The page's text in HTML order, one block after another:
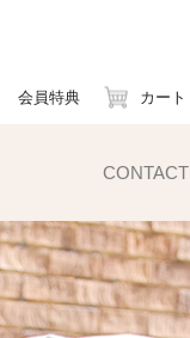
会員特典 カート
小物雑貨
フェイスマスク
CONTACT